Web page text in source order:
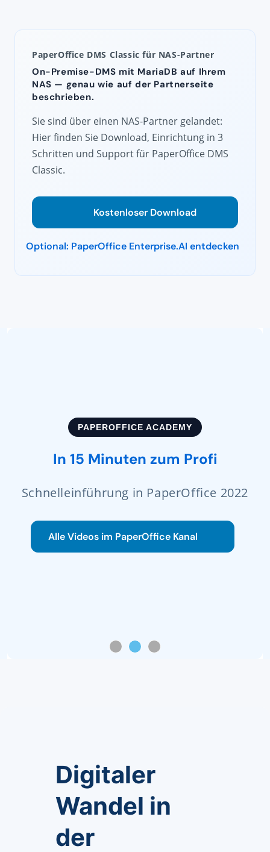
PaperOffice DMS Classic für NAS-Partner
On-Premise-DMS mit MariaDB auf Ihrem
NAS — genau wie auf der Partnerseite
beschrieben.
Sie sind über einen NAS-Partner gelandet:
Hier finden Sie Download, Einrichtung in 3
Schritten und Support für PaperOffice DMS
Classic.
Kostenloser Download
Optional: PaperOffice Enterprise.AI entdecken
PAPEROFFICE ACADEMY
In 15 Minuten zum Profi
Schnelleinführung in PaperOffice 2022
Alle Videos im PaperOffice Kanal
Digitaler
Wandel in
der